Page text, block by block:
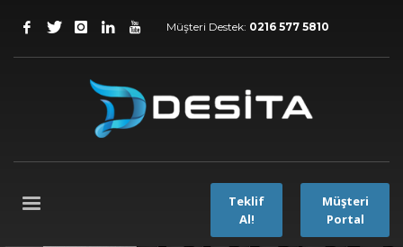
Müşteri Destek: 0216 577 5810
Teklif
Al!
Müşteri
Portal